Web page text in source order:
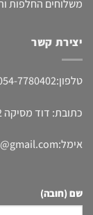
משלוחים החלפות
יצירת קשר
טלפון:054-7780402
כתובת: דוד מסיקה 12 , בת ים, ישראל
אימל:Diklamaman1@gmail.com
שם (חובה)